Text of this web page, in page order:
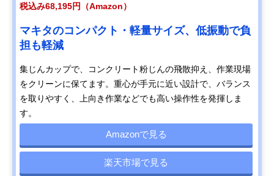
税込み68,195円（Amazon）
マキタのコンパクト・軽量サイズ、低振動で負
担も軽減
集じんカップで、コンクリート粉じんの飛散抑え、作業現場
をクリーンに保てます。重心が手元に近い設計で、バランス
を取りやすく、上向き作業などでも高い操作性を発揮しま
す。
Amazonで見る
楽天市場で見る